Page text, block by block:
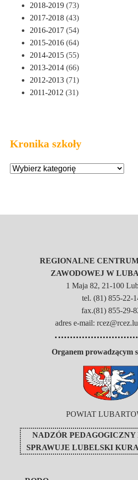
2018-2019 (73)
2017-2018 (43)
2016-2017 (54)
2015-2016 (64)
2014-2015 (55)
2013-2014 (66)
2012-2013 (71)
2011-2012 (31)
Kronika szkoły
REGIONALNE
ZAWODOWEJ W
1 Maja 82, 21-100
tel. (81) 855-22-
fax.(81) 855-29-
adres e-mail:
Organem prowadzącym
POWIAT
NADZÓR
SPRAWUJE LUBELSKI